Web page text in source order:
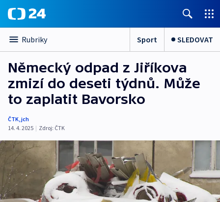
Rubriky Sport SLEDOVAT
Německý odpad z Jiříkova
zmizí do deseti týdnů. Může
to zaplatit Bavorsko
ČTK,jch
14. 4. 2025 | Zdroj: ČTK